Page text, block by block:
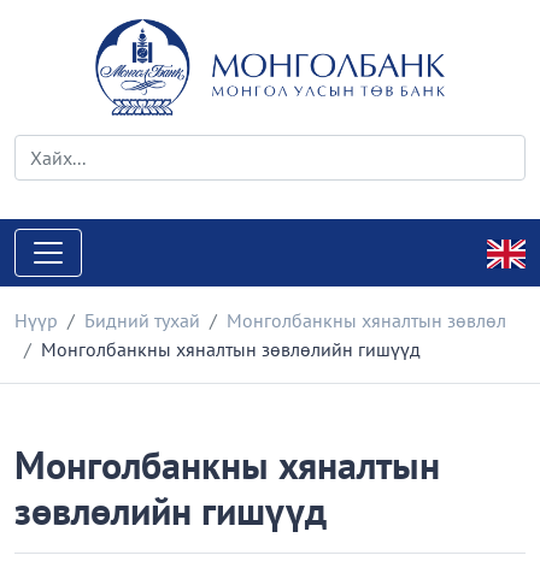
Нүүр Бидний тухай
Монголбанкны хяналтын зөвлөл
Монголбанкны хяналтын зөвлөлийн гишүүд
Монголбанкны хяналтын
зөвлөлийн гишүүд